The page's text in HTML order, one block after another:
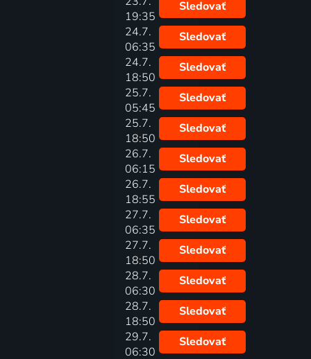
19:35
Sledovať
24.7.
06:35
Sledovať
24.7.
18:50
Sledovať
25.7.
05:45
Sledovať
25.7.
18:50
Sledovať
26.7.
06:15
Sledovať
26.7.
18:55
Sledovať
27.7.
06:35
Sledovať
27.7.
18:50
Sledovať
28.7.
06:30
Sledovať
28.7.
18:50
Sledovať
29.7.
06:30
Sledovať